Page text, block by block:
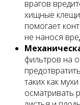
врагов
хищные клещи
помогает
не нанося
фильтров на
таких как
осматривать